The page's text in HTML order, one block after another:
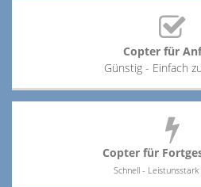
Copter für
Günstig - Einfach
Copter für
Schnell - Leistunsstark